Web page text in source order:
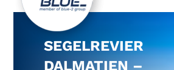
SEGELREVIER
DALMATIEN –